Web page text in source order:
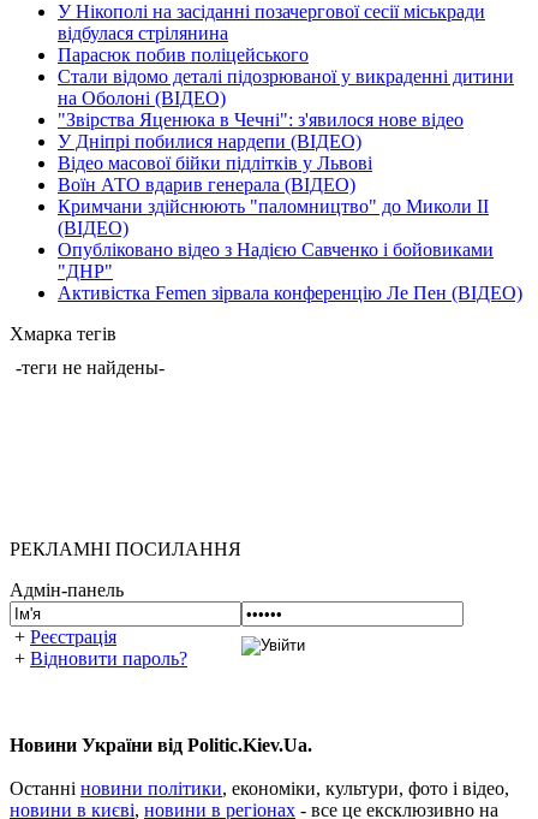
У Нікополі на засіданні позачергової сесії міськради
відбулася стрілянина
Парасюк побив поліцейського
Стали відомо деталі підозрюваної у викраденні дитини
на Оболоні (ВІДЕО)
"Звірства Яценюка в Чечні": з'явилося нове відео
У Дніпрі побилися нардепи (ВІДЕО)
Відео масової бійки підлітків у Львові
Воїн АТО вдарив генерала (ВІДЕО)
Кримчани здійснюють "паломництво" до Миколи ІІ
(ВІДЕО)
Опубліковано відео з Надією Савченко і бойовиками
"ДНР"
Активістка Femen зірвала конференцію Ле Пен (ВІДЕО)
Хмарка тегів
-теги не найдены-
РЕКЛАМНІ ПОСИЛАННЯ
Адмін-панель
+ Реєстрація
+ Відновити пароль?
Новини України від Politic.Kiev.Ua.
Останні новини політики, економіки, культури, фото і відео,
новини в києві, новини в регіонах - все це ексклюзивно на